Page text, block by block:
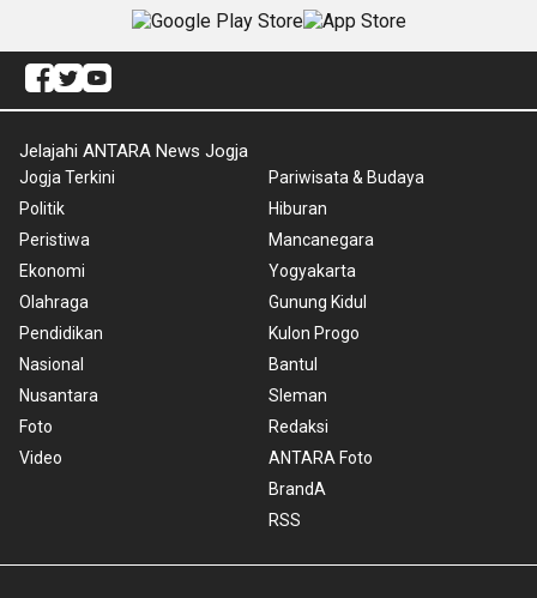
Jelajahi ANTARA News Jogja
Jogja Terkini
Politik
Peristiwa
Ekonomi
Olahraga
Pendidikan
Nasional
Nusantara
Foto
Video
Pariwisata & Budaya
Hiburan
Mancanegara
Yogyakarta
Gunung Kidul
Kulon Progo
Bantul
Sleman
Redaksi
ANTARA Foto
BrandA
RSS